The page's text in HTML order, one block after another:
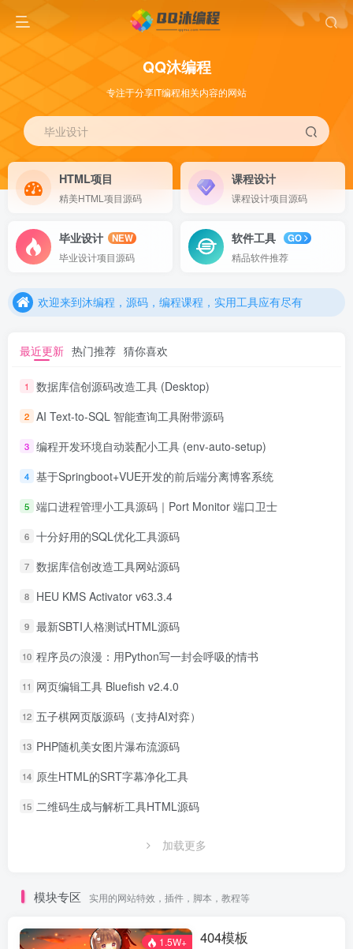
QQ沐编程
专注于分享IT编程相关内容的网站
毕业设计
HTML项目
精美HTML项目源码
课程设计
课程设计项目源码
毕业设计
NEW
毕业设计项目源码
软件工具
GO
精品软件推荐
欢迎来到沐编程，源码，编程课程，实用工具应有尽有
欢迎来到沐编程，源码，编程课程，实用工具应有尽有
最近更新 热门推荐 猜你喜欢
1 数据库信创源码改造工具 (Desktop)
2 AI Text-to-SQL 智能查询工具附带源码
3 编程开发环境自动装配小工具 (env-auto-setup)
4 基于Springboot+VUE开发的前后端分离博客系统
5 端口进程管理小工具源码｜Port Monitor 端口卫士
6 十分好用的SQL优化工具源码
7 数据库信创改造工具网站源码
8 HEU KMS Activator v63.3.4
9 最新SBTI人格测试HTML源码
10 程序员の浪漫：用Python写一封会呼吸的情书
11 网页编辑工具 Bluefish v2.4.0
12 五子棋网页版源码（支持AI对弈）
13 PHP随机美女图片瀑布流源码
14 原生HTML的SRT字幕净化工具
15 二维码生成与解析工具HTML源码
加载更多
模块专区 实用的网站特效，插件，脚本，教程等
1.5W+ 404模板